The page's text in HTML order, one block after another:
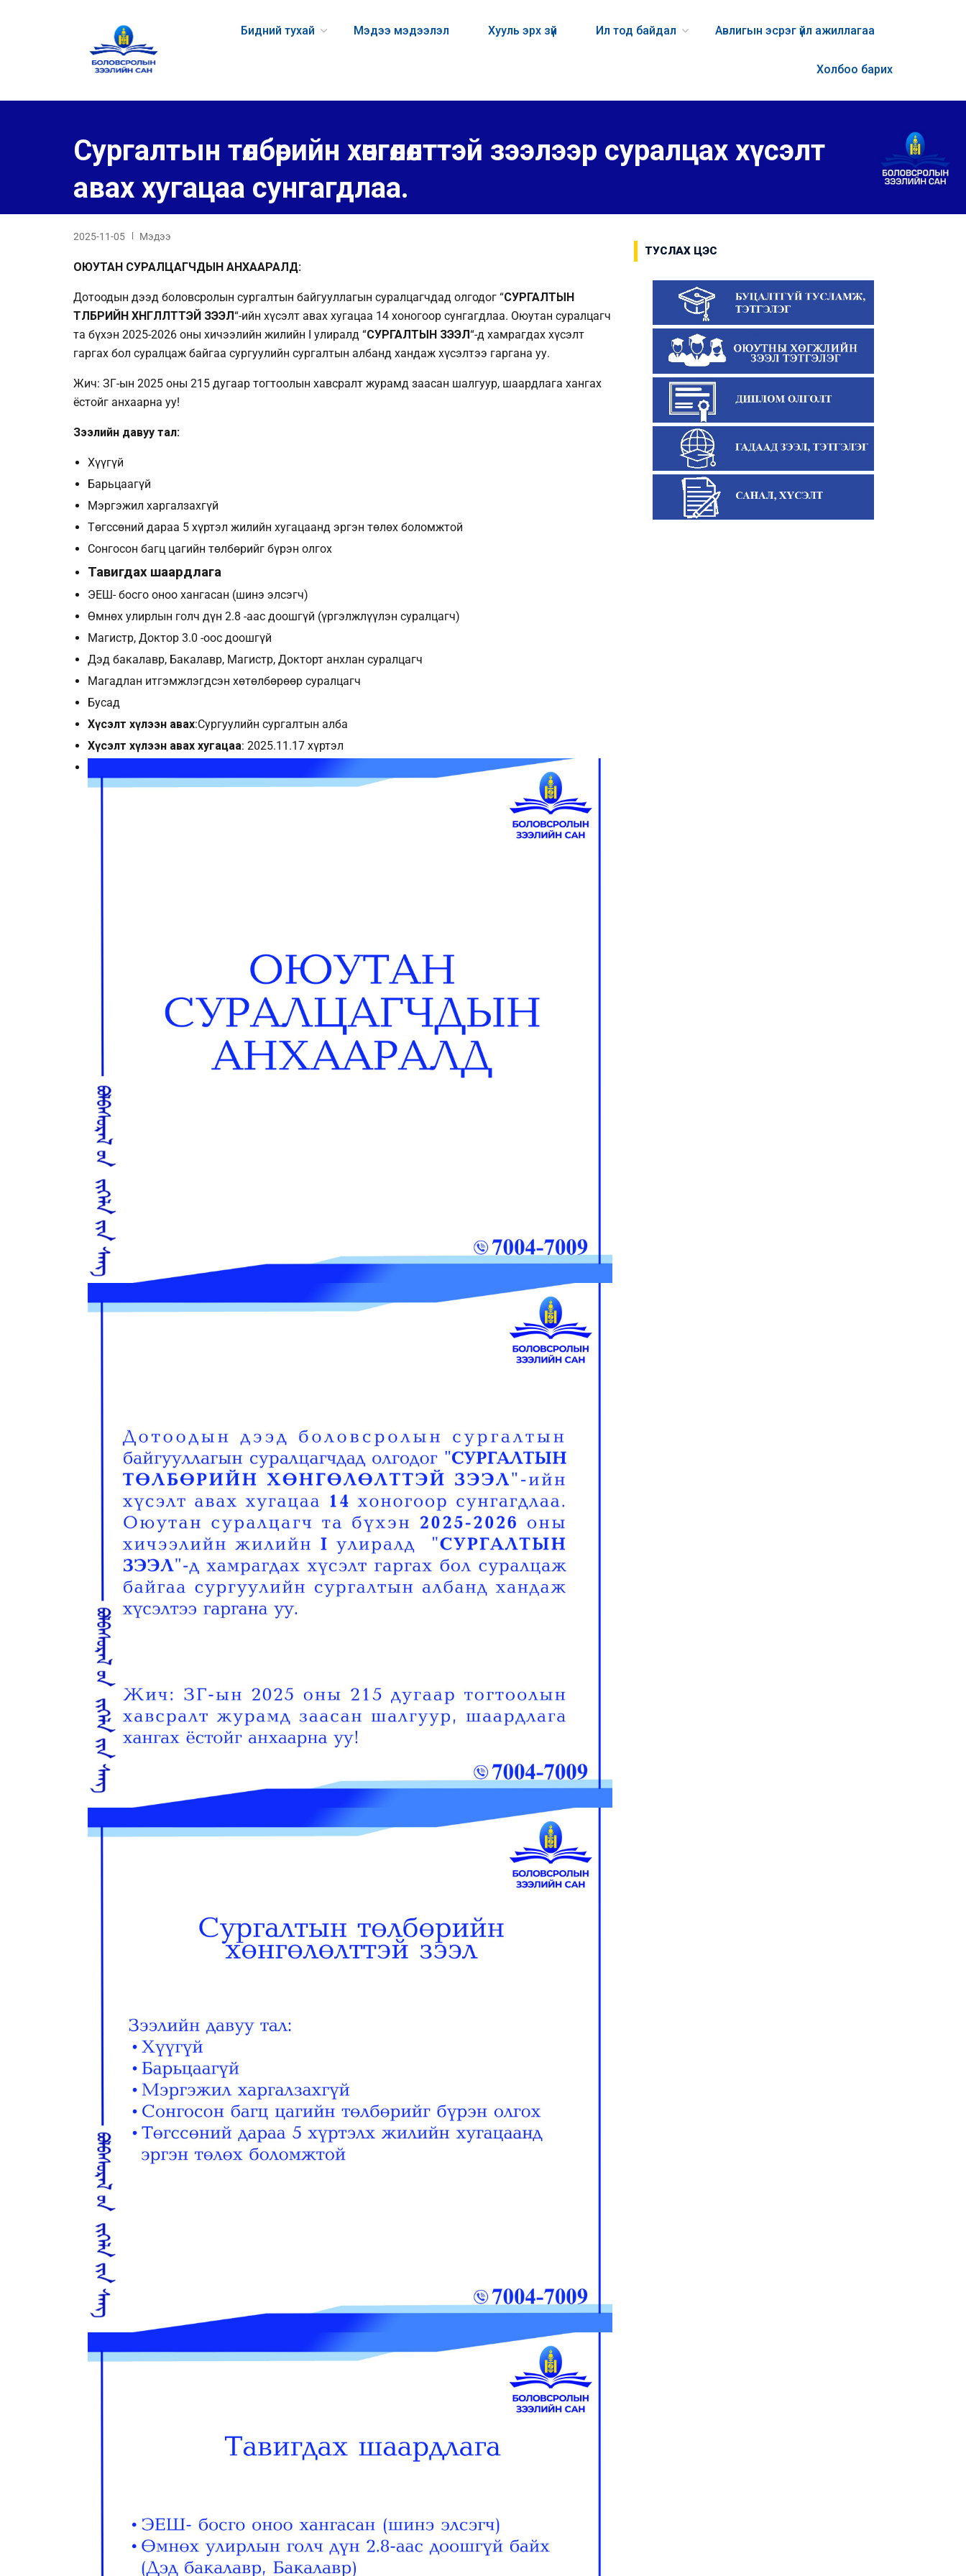
Бидний тухай Мэдээ мэдээлэл Хууль эрх зүй Ил тод байдал Авлигын эсрэг үйл ажиллагаа
Холбоо барих
Сургалтын төлбөрийн хөнгөлөлттэй зээлээр суралцах хүсэлт
авах хугацаа сунгагдлаа.
2025-11-05 Мэдээ
ОЮУТАН СУРАЛЦАГЧДЫН АНХААРАЛД:
Дотоодын дээд боловсролын сургалтын байгууллагын суралцагчдад олгодог “СУРГАЛТЫН
ТӨЛБӨРИЙН ХӨНГӨЛӨЛТТЭЙ ЗЭЭЛ“-ийн хүсэлт авах хугацаа 14 хоногоор сунгагдлаа. Оюутан суралцагч
та бүхэн 2025-2026 оны хичээлийн жилийн I улиралд “СУРГАЛТЫН ЗЭЭЛ“-д хамрагдах хүсэлт
гаргах бол суралцаж байгаа сургуулийн сургалтын албанд хандаж хүсэлтээ гаргана уу.
Жич: ЗГ-ын 2025 оны 215 дугаар тогтоолын хавсралт журамд заасан шалгуур, шаардлага хангах
ёстойг анхаарна уу!
Зээлийн давуу тал:
Хүүгүй
Барьцаагүй
Мэргэжил харгалзахгүй
Төгссөний дараа 5 хүртэл жилийн хугацаанд эргэн төлөх боломжтой
Сонгосон багц цагийн төлбөрийг бүрэн олгох
Тавигдах шаардлага
ЭЕШ- босго оноо хангасан (шинэ элсэгч)
Өмнөх улирлын голч дүн 2.8 -аас доошгүй (үргэлжлүүлэн суралцагч)
Магистр, Доктор 3.0 -оос доошгүй
Дэд бакалавр, Бакалавр, Магистр, Докторт анхлан суралцагч
Магадлан итгэмжлэгдсэн хөтөлбөрөөр суралцагч
Бусад
Хүсэлт хүлээн авах:Сургуулийн сургалтын алба
Хүсэлт хүлээн авах хугацаа: 2025.11.17 хүртэл
ТУСЛАХ ЦЭС